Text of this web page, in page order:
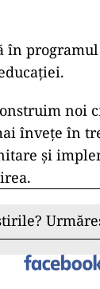
în
noi
învețe în
și